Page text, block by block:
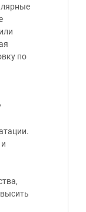
по